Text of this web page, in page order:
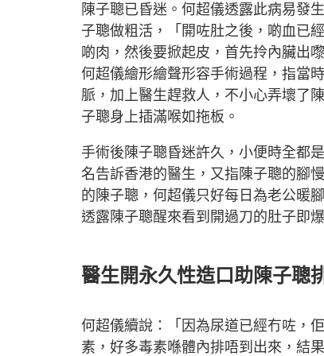
陳子聰已昏迷。何超儀透露此病易發
子聰做粗活，「開咗肚之後，啲血已
啲肉，然後要掀起皮，首先拎內臟出
何超儀繪形繪聲形容手術過程，指當
脈，加上醫生趕救人，不小心弄壞了
子聰身上插滿喉如拖板。
手術後陳子聰昏迷許久，小便時全都
名告訴香港的醫生，又指陳子聰的腳
的陳子聰，何超儀只好每日為老公暖
透露陳子聰醒來看到開過刀的肚子即爆
醫生開永久性造口助陳子聰
何超儀續說：「因為尿道已經冇咗，
素，好多毒素喺體內排唔到出來，結